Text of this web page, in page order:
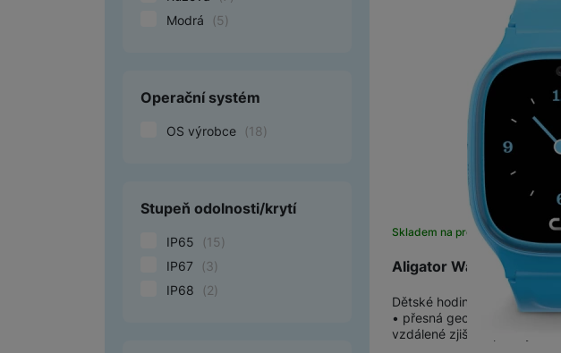
Modrá
(5)
Operační systém
OS výrobce (18)
Stupeň odolnosti/krytí
IP65 (15)
IP67
(3)
IP68
(2)
Aligator Watch Junior 2,
Skladem na prodejně na 18
Dětské hodinky s 1,3" IPS
• přesná geolokace s
vzdálené zjištění polohy •